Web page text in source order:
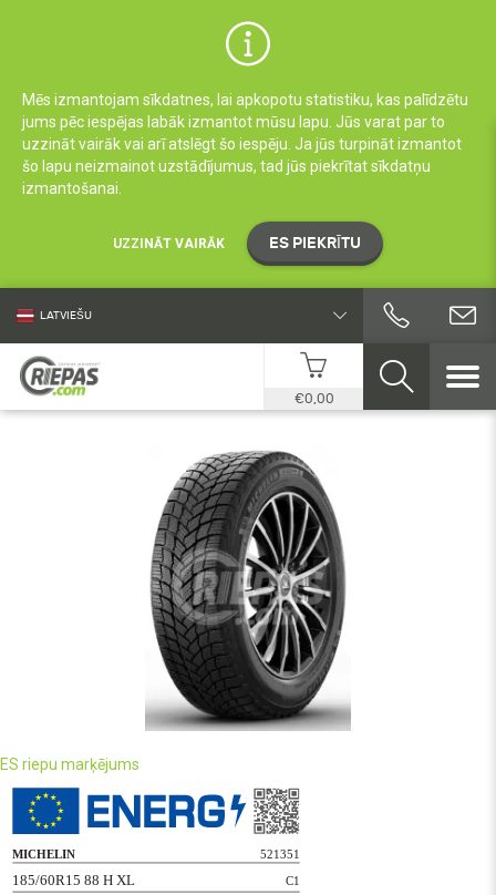
Mēs izmantojam sīkdatnes, lai apkopotu statistiku, kas palīdzētu
jums pēc iespējas labāk izmantot mūsu lapu. Jūs varat par to
uzzināt vairāk vai arī atslēgt šo iespēju. Ja jūs turpināt izmantot
šo lapu neizmainot uzstādījumus, tad jūs piekrītat sīkdatņu
izmantošanai.
UZZINĀT VAIRĀK ES PIEKRĪTU
LATVIEŠU
€0,00
ES riepu marķējums